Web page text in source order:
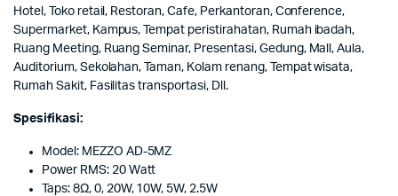
Hotel, Toko retail, Restoran, Cafe, Perkantoran, Conference,
Supermarket, Kampus, Tempat peristirahatan, Rumah ibadah,
Ruang Meeting, Ruang Seminar, Presentasi, Gedung, Mall, Aula,
Auditorium, Sekolahan, Taman, Kolam renang, Tempat wisata,
Rumah Sakit, Fasilitas transportasi, Dll.
Spesifikasi:
Model: MEZZO AD-5MZ
Power RMS: 20 Watt
Taps: 8Ω, 0, 20W, 10W, 5W, 2.5W